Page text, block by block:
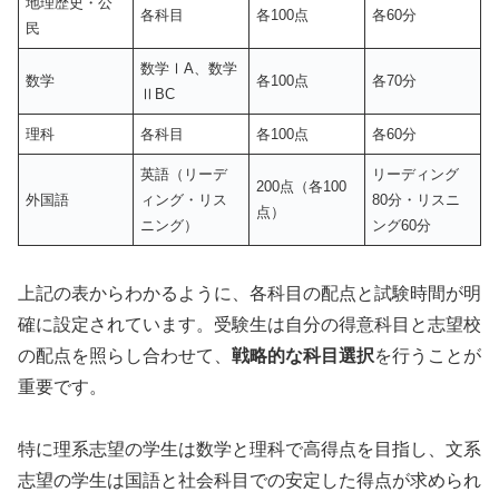
民
各科目 各100点 各60分
数学
数学ⅠA、数学
ⅡBC
各100点 各70分
理科 各科目 各100点 各60分
外国語
英語（リーデ
ィング・リス
ニング）
200点（各100
点）
リーディング
80分・リスニ
ング60分
上記の表からわかるように、各科目の配点と試験時間が明
確に設定されています。受験生は自分の得意科目と志望校
の配点を照らし合わせて、 戦略的な科目選択を行うことが
重要です。
特に理系志望の学生は数学と理科で高得点を目指し、文系
志望の学生は国語と社会科目での安定した得点が求められ